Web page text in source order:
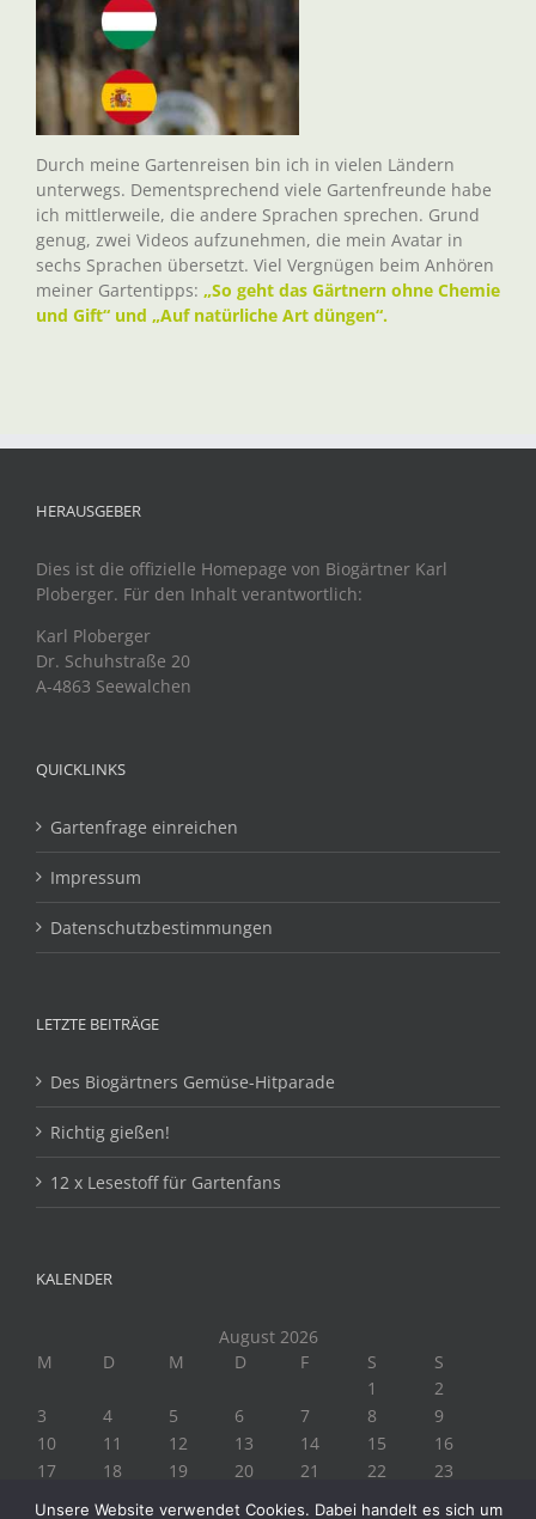
Durch meine Gartenreisen bin ich in vielen Ländern
unterwegs. Dementsprechend viele Gartenfreunde habe
ich mittlerweile, die andere Sprachen sprechen. Grund
genug, zwei Videos aufzunehmen, die mein Avatar in
sechs Sprachen übersetzt. Viel Vergnügen beim Anhören
meiner Gartentipps: „So geht das Gärtnern ohne Chemie
und Gift“ und „Auf natürliche Art düngen“.
HERAUSGEBER
Dies ist die offizielle Homepage von Biogärtner Karl
Ploberger. Für den Inhalt verantwortlich:
Karl Ploberger
Dr. Schuhstraße 20
A-4863 Seewalchen
QUICKLINKS
Gartenfrage einreichen
Impressum
Datenschutzbestimmungen
LETZTE BEITRÄGE
Des Biogärtners Gemüse-Hitparade
Richtig gießen!
12 x Lesestoff für Gartenfans
KALENDER
August 2026
M
D M D F S
S
1
2
3
4 5 6 7 8
9
10
11 12 13 14 15
16
17
18 19 20 21 22
23
Unsere Website verwendet Cookies. Dabei handelt es sich um